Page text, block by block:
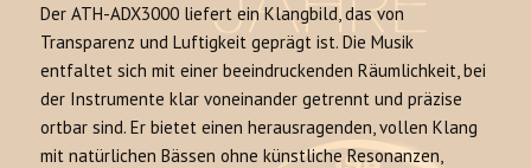
Der ATH-ADX3000 liefert ein Klangbild, das von
Transparenz und Luftigkeit geprägt ist. Die Musik
entfaltet sich mit einer beeindruckenden Räumlichkeit, bei
der Instrumente klar voneinander getrennt und präzise
ortbar sind. Er bietet einen herausragenden, vollen Klang
mit natürlichen Bässen ohne künstliche Resonanzen,